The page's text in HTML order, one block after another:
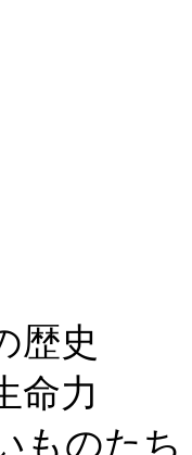
歴史
命力
ものたち